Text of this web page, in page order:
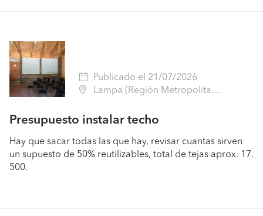
Publicado el 21/07/2026
Lampa (Región Metropolitana - Chacabuco)
Presupuesto instalar techo
Hay que sacar todas las que hay, revisar cuantas sirven
un supuesto de 50% reutilizables, total de tejas aprox. 17.
500.